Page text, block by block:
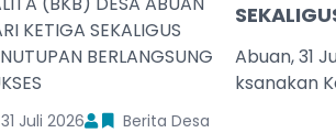
Abuan, 31
ksanakan
31 Juli 2026 Berita Desa